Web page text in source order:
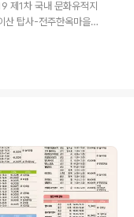
제1차 국내 문화유적지
탑사-전주한옥마을
여행자보험 가입을 위